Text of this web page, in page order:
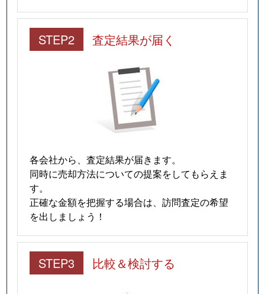
STEP2 査定結果が届く
各会社から、査定結果が届きます。
同時に売却方法についての提案をしてもらえま
す。
正確な金額を把握する場合は、訪問査定の希望
を出しましょう！
STEP3 比較＆検討する